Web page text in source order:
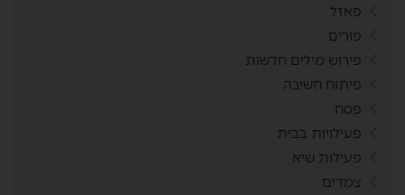
פאזל
פורים
פירוש מילים חדשות
פיתוח חשיבה
פסח
פעילויות בבית
פעילות שיא
צמדים